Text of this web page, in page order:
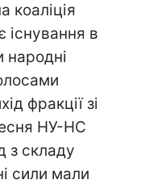
коаліція
існування в
народні
фракції зі
НУ-НС
з складу
сили мали